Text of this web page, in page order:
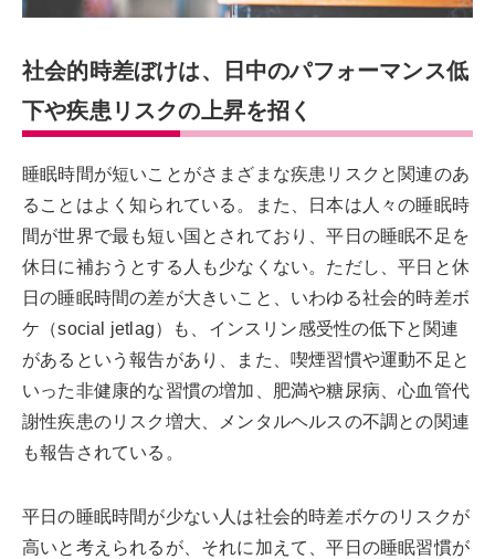
社会的時差ぼけは、日中のパフォーマンス低
下や疾患リスクの上昇を招く
睡眠時間が短いことがさまざまな疾患リスクと関連のあ
ることはよく知られている。また、日本は人々の睡眠時
間が世界で最も短い国とされており、平日の睡眠不足を
休日に補おうとする人も少なくない。ただし、平日と休
日の睡眠時間の差が大きいこと、いわゆる社会的時差ボ
ケ（social jetlag）も、インスリン感受性の低下と関連
があるという報告があり、また、喫煙習慣や運動不足と
いった非健康的な習慣の増加、肥満や糖尿病、心血管代
謝性疾患のリスク増大、メンタルヘルスの不調との関連
も報告されている。
平日の睡眠時間が少ない人は社会的時差ボケのリスクが
高いと考えられるが、それに加えて、平日の睡眠習慣が